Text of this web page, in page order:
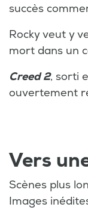
succès
Rocky veut y
mort dans un
Creed 2, sorti
ouvertement
Vers
Scènes plus
Images